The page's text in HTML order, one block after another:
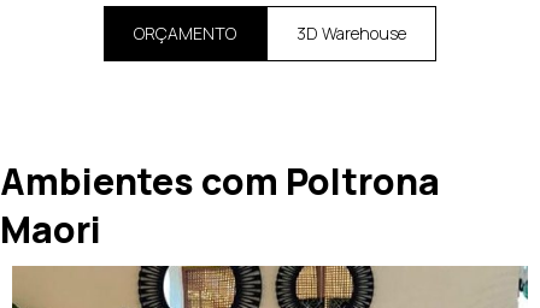
ORÇAMENTO 3D Warehouse
Ambientes com Poltrona
Maori